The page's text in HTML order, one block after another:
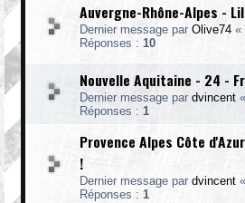
Auvergne-Rhône-Alpes -
Dernier message par Olive74 «
Réponses : 10
Nouvelle Aquitaine - 24 -
Dernier message par dvincent «
Réponses : 1
Provence Alpes Côte
!
Dernier message par dvincent «
Réponses : 1